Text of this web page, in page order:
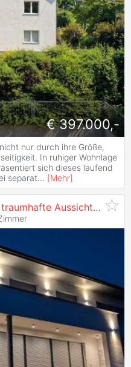
€ 397.000,-
nur durch ihre Größe,
In ruhiger Wohnlage
sich dieses laufend
separat... [Mehr]
Modernes Einfamilienhaus - traumhafte Aussichtslage!